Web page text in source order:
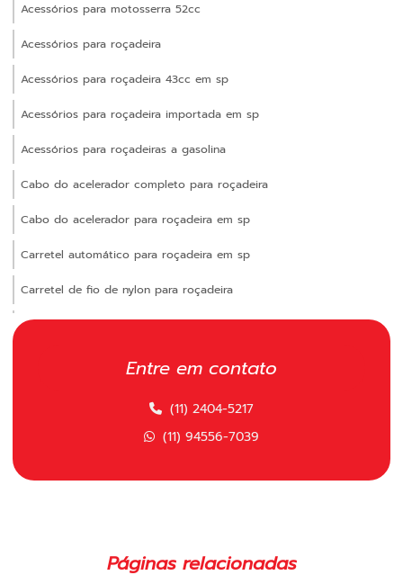
Acessórios para motosserra 52cc
Acessórios para roçadeira
Acessórios para roçadeira 43cc em sp
Acessórios para roçadeira importada em sp
Acessórios para roçadeiras a gasolina
Cabo do acelerador completo para roçadeira
Cabo do acelerador para roçadeira em sp
Carretel automático para roçadeira em sp
Carretel de fio de nylon para roçadeira
Carretel manual para roçadeira
Carretel polimatic para roçadeira
Cilindro completo para motosserras
Entre em contato
(11) 2404-5217
(11) 94556-7039
Páginas relacionadas